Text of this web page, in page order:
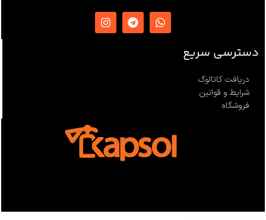
دسترسی سریع
دریافت کاتالوگ
شرایط و قوانین
فروشگاه